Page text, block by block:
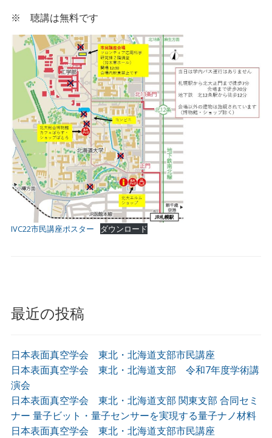
最近の投稿
日本表面真空学会 東北・北海道支部市民講座
日本表面真空学会 東北・北海道支部 令和7年度学術講
演会
日本表面真空学会 東北・北海道支部 関東支部 合同セミ
ナー 量子ビット・量子センサーを実現する量子ナノ材料
日本表面真空学会 東北・北海道支部市民講座
※ 聴講は無料です
IVC22市民講座ポスター ダウンロード